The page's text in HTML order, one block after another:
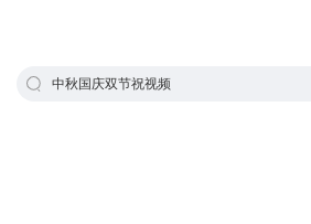
中秋国庆双节祝视频